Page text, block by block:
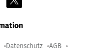
Datenschutz AGB